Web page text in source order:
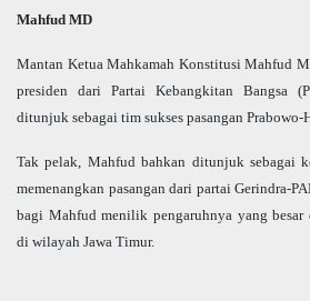
Mahfud MD
Mantan Ketua Mahkamah Konstitusi Mahfud
presiden dari Partai Kebangkitan Bangsa
ditunjuk sebagai tim sukses pasangan Prabowo-
Tak pelak, Mahfud bahkan ditunjuk sebagai
memenangkan pasangan dari partai Gerindra-
bagi Mahfud menilik pengaruhnya yang besar
di wilayah Jawa Timur.